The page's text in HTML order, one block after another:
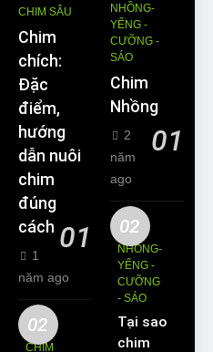
CHIM SÂU
Chim
chích:
Đặc
điểm,
hướng
dẫn nuôi
chim
đúng
cách 01
1
năm ago
02
CHIM
NHỒNG-
YỂNG -
CƯỠNG -
SÁO
Chim
Nhồng
01
2
năm
ago
02
NHỒNG-
YỂNG -
CƯỠNG
- SÁO
Tại sao
chim